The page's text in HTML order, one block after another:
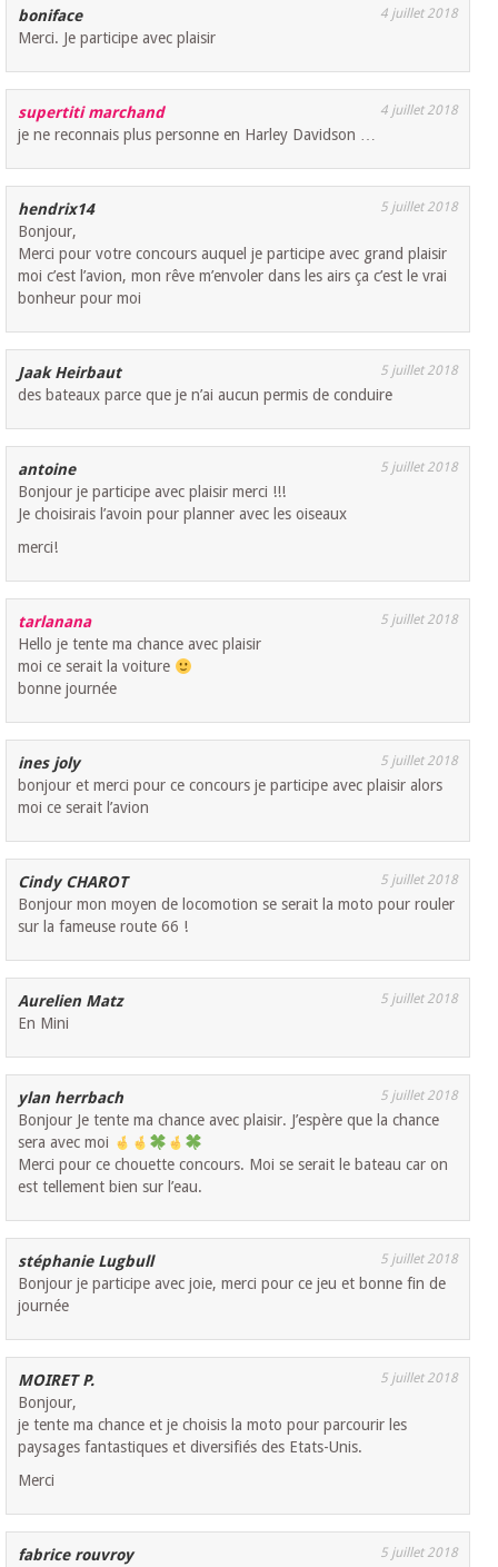
boniface 4 juillet 2018
Merci. Je participe avec plaisir
supertiti marchand 4 juillet 2018
je ne reconnais plus personne en Harley Davidson …
hendrix14 5 juillet 2018
Bonjour,
Merci pour votre concours auquel je participe avec grand plaisir
moi c’est l’avion, mon rêve m’envoler dans les airs ça c’est le vrai
bonheur pour moi
Jaak Heirbaut 5 juillet 2018
des bateaux parce que je n’ai aucun permis de conduire
antoine 5 juillet 2018
Bonjour je participe avec plaisir merci !!!
Je choisirais l’avoin pour planner avec les oiseaux
merci!
tarlanana 5 juillet 2018
Hello je tente ma chance avec plaisir
moi ce serait la voiture
bonne journée
ines joly 5 juillet 2018
bonjour et merci pour ce concours je participe avec plaisir alors
moi ce serait l’avion
Cindy CHAROT 5 juillet 2018
Bonjour mon moyen de locomotion se serait la moto pour rouler
sur la fameuse route 66 !
Aurelien Matz 5 juillet 2018
En Mini
ylan herrbach 5 juillet 2018
Bonjour Je tente ma chance avec plaisir. J’espère que la chance
sera avec moi
Merci pour ce chouette concours. Moi se serait le bateau car on
est tellement bien sur l’eau.
stéphanie Lugbull 5 juillet 2018
Bonjour je participe avec joie, merci pour ce jeu et bonne fin de
journée
MOIRET P. 5 juillet 2018
Bonjour,
je tente ma chance et je choisis la moto pour parcourir les
paysages fantastiques et diversifiés des Etats-Unis.
Merci
fabrice rouvroy 5 juillet 2018